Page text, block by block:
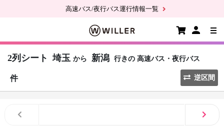
高速バス/夜行バス運行情報一覧
2列シート 埼玉 から 新潟 行きの 高速バス・夜行バス
件 逆区間